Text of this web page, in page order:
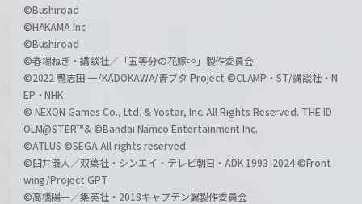
©Bushiroad
©HAKAMA Inc
©Bushiroad
©春場ねぎ・講談社／「五等分の花嫁∽」製作委員会
©2022 鴨志田 一/KADOKAWA/青ブタ Project ©CLAMP・ST/講談社・N
EP・NHK
© NEXON Games Co., Ltd. & Yostar, Inc. All Rights Reserved. THE ID
OLM@STER™& ©Bandai Namco Entertainment Inc.
©ATLUS ©SEGA All rights reserved.
©臼井儀人／双葉社・シンエイ・テレビ朝日・ADK 1993-2024 ©Front
wing/Project GPT
©高橋陽一／集英社・2018キャプテン翼製作委員会